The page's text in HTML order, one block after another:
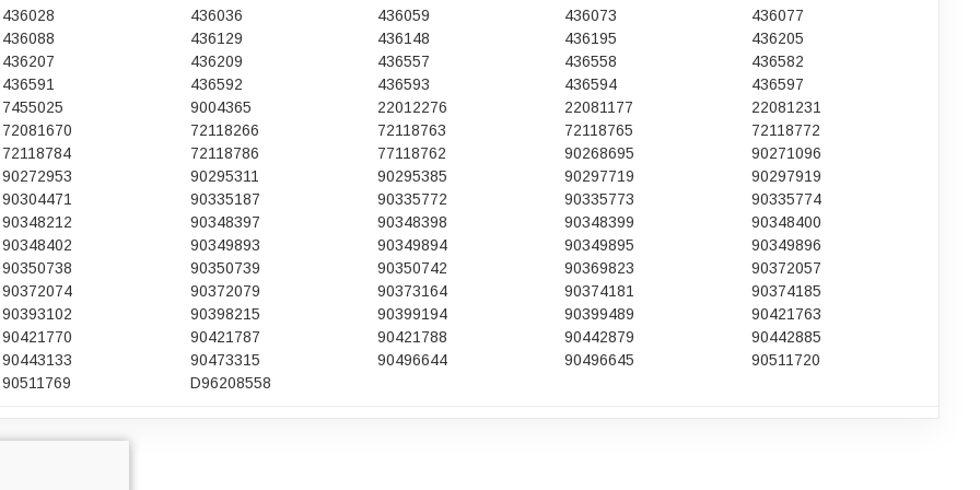
436028
436036 436059 436073
436077
436088
436129 436148 436195
436205
436207
436209 436557 436558
436582
436591
436592 436593 436594
436597
7455025
9004365 22012276 22081177
22081231
72081670
72118266 72118763 72118765
72118772
72118784
72118786 77118762 90268695
90271096
90272953
90295311 90295385 90297719
90297919
90304471
90335187 90335772 90335773
90335774
90348212
90348397 90348398 90348399
90348400
90348402
90349893 90349894 90349895
90349896
90350738
90350739 90350742 90369823
90372057
90372074
90372079 90373164 90374181
90374185
90393102
90398215 90399194 90399489
90421763
90421770
90421787 90421788 90442879
90442885
90443133
90473315 90496644 90496645
90511720
90511769
D96208558